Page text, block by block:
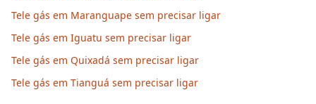
Tele gás em Maranguape sem precisar ligar
Tele gás em Iguatu sem precisar ligar
Tele gás em Quixadá sem precisar ligar
Tele gás em Tianguá sem precisar ligar